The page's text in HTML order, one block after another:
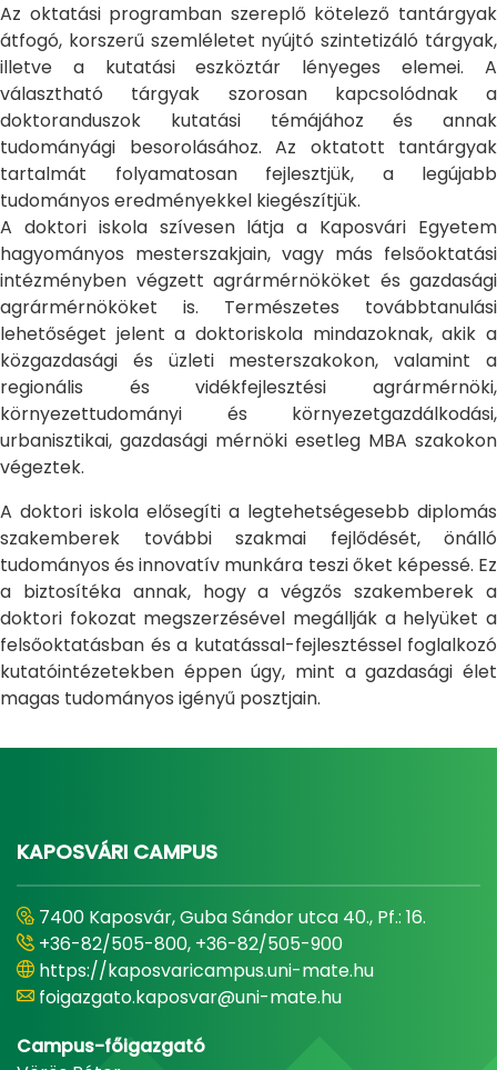
Az oktatási programban szereplő kötelező tantárgyak
átfogó, korszerű szemléletet nyújtó szintetizáló tárgyak,
illetve a kutatási eszköztár lényeges elemei. A
választható tárgyak szorosan kapcsolódnak a
doktoranduszok kutatási témájához és annak
tudományági besorolásához. Az oktatott tantárgyak
tartalmát folyamatosan fejlesztjük, a legújabb
tudományos eredményekkel kiegészítjük.
A doktori iskola szívesen látja a Kaposvári Egyetem
hagyományos mesterszakjain, vagy más felsőoktatási
intézményben végzett agrármérnököket és gazdasági
agrármérnököket is. Természetes továbbtanulási
lehetőséget jelent a doktoriskola mindazoknak, akik a
közgazdasági és üzleti mesterszakokon, valamint a
regionális és vidékfejlesztési agrármérnöki,
környezettudományi és környezetgazdálkodási,
urbanisztikai, gazdasági mérnöki esetleg MBA szakokon
végeztek.
A doktori iskola elősegíti a legtehetségesebb diplomás
szakemberek további szakmai fejlődését, önálló
tudományos és innovatív munkára teszi őket képessé. Ez
a biztosítéka annak, hogy a végzős szakemberek a
doktori fokozat megszerzésével megállják a helyüket a
felsőoktatásban és a kutatással-fejlesztéssel foglalkozó
kutatóintézetekben éppen úgy, mint a gazdasági élet
magas tudományos igényű posztjain.
KAPOSVÁRI CAMPUS
7400 Kaposvár, Guba Sándor utca 40., Pf.: 16.
+36-82/505-800, +36-82/505-900
https://kaposvaricampus.uni-mate.hu
foigazgato.kaposvar@uni-mate.hu
Campus-főigazgató